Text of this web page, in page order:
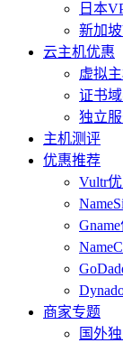
日本
新加
云主机优惠
虚拟
证书
独立
主机测评
优惠推荐
Vultr
商家专题
国外